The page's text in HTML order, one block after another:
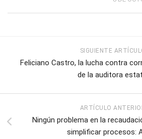
SIGUIENTE
Feliciano Castro, la lucha contra
de la auditora
ARTÍCULO
Ningún problema en la
simplificar procesos: